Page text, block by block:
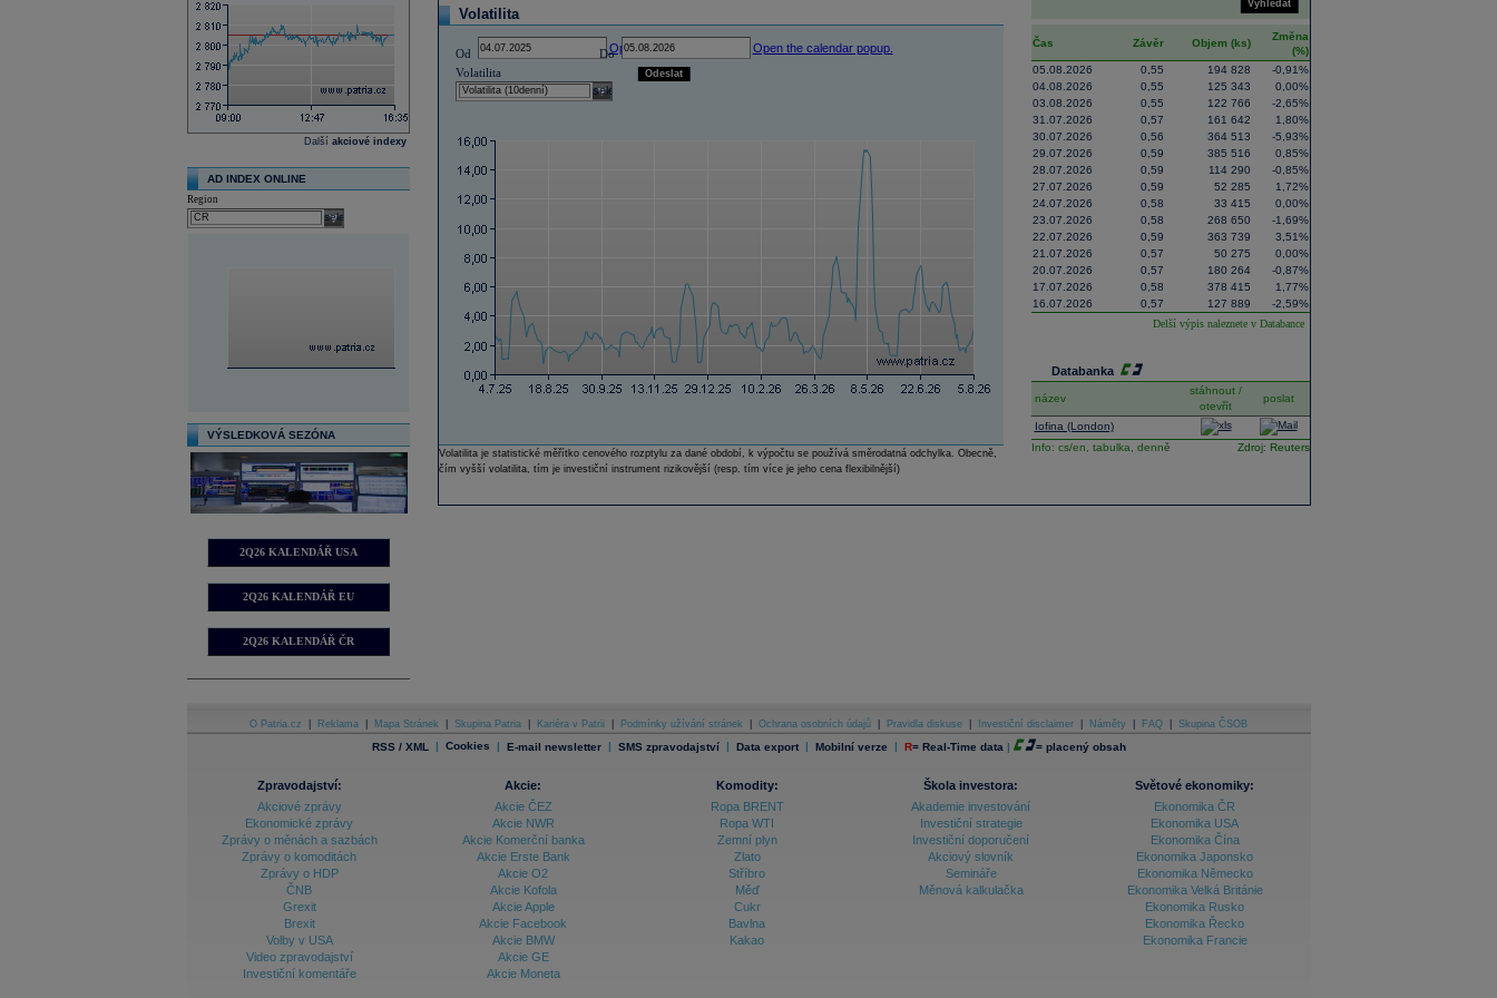
Další akciové indexy
AD INDEX ONLINE
Region
select
VÝSLEDKOVÁ SEZÓNA
2Q26 KALENDÁŘ USA
2Q26 KALENDÁŘ EU
2Q26 KALENDÁŘ ČR
Volatilita
Od Open the calendar popup.
Do
Open the calendar popup.
Volatilita
select
Odeslat
Volatilita je statistické měřítko cenového rozptylu za dané období, k výpočtu se používá směrodatná odchylka. Obecně,
čím vyšší volatilita, tím je investiční instrument rizikovější (resp. tím více je jeho cena flexibilnější)
Vyhledat
Čas Závěr Objem (ks)
Změna
(%)
05.08.2026
0,55 194 828
-0,91%
04.08.2026
0,55 125 343
0,00%
03.08.2026
0,55 122 766
-2,65%
31.07.2026
0,57 161 642
1,80%
30.07.2026
0,56 364 513
-5,93%
29.07.2026
0,59 385 516
0,85%
28.07.2026
0,59 114 290
-0,85%
27.07.2026
0,59 52 285
1,72%
24.07.2026
0,58 33 415
0,00%
23.07.2026
0,58 268 650
-1,69%
22.07.2026
0,59 363 739
3,51%
21.07.2026
0,57 50 275
0,00%
20.07.2026
0,57 180 264
-0,87%
17.07.2026
0,58 378 415
1,77%
16.07.2026
0,57 127 889
-2,59%
Delší výpis naleznete v Databance
Databanka
název
stáhnout /
otevřít
poslat
Iofina (London)
Info: cs/en, tabulka, denně Zdroj: Reuters
O Patria.cz Reklama Mapa Stránek Skupina Patria Kariéra v Patrii Podmínky užívání stránek Ochrana osobních údajů Pravidla diskuse Investiční disclaimer Náměty FAQ Skupina ČSOB
RSS / XML | Cookies | E-mail newsletter | SMS zpravodajství | Data export | Mobilní verze | R= Real-Time data | = placený obsah
Zpravodajství:
Akciové zprávy
Ekonomické zprávy
Zprávy o měnách a sazbách
Zprávy o komoditách
Zprávy o HDP
ČNB
Grexit
Brexit
Volby v USA
Video zpravodajství
Investiční komentáře
Akcie:
Akcie ČEZ
Akcie NWR
Akcie Komerční banka
Akcie Erste Bank
Akcie O2
Akcie Kofola
Akcie Apple
Akcie Facebook
Akcie BMW
Akcie GE
Akcie Moneta
Komodity:
Ropa BRENT
Ropa WTI
Zemní plyn
Zlato
Stříbro
Měď
Cukr
Bavlna
Kakao
Škola investora:
Akademie investování
Investiční strategie
Investiční doporučení
Akciový slovník
Semináře
Měnová kalkulačka
Světové ekonomiky:
Ekonomika ČR
Ekonomika USA
Ekonomika Čína
Ekonomika Japonsko
Ekonomika Německo
Ekonomika Velká Británie
Ekonomika Rusko
Ekonomika Řecko
Ekonomika Francie